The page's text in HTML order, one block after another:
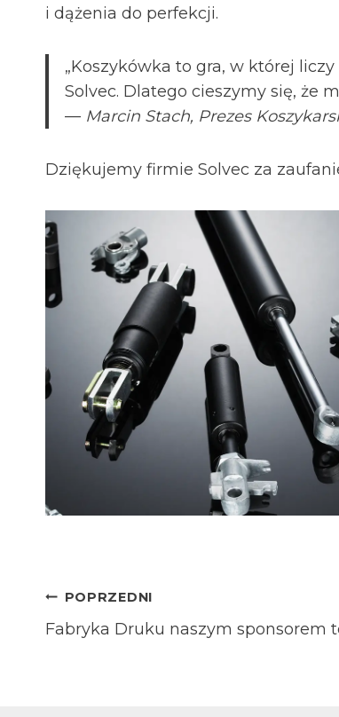
i dążenia do perfekcji.
„Koszykówka to gra, w której
Solvec. Dlatego cieszymy się, że
— Marcin Stach, Prezes
Dziękujemy firmie Solvec za
NAWIGACJA
WPISU
POPRZEDNI
Fabryka Druku naszym sponsorem